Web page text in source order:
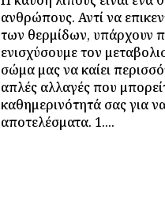
ανθρώπους. Αντί να
των θερμίδων, υπάρχουν
ενισχύσουμε τον
σώμα μας να καίει
απλές αλλαγές που
καθημερινότητά σας για
αποτελέσματα. 1....